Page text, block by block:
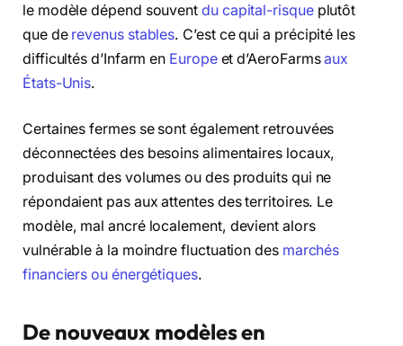
le modèle dépend souventdu capital-risqueplutôt
que de revenus stables. C’est ce qui a précipité les
difficultés d’Infarm en Europeet d’AeroFarmsaux
États-Unis.
Certaines fermes se sont également retrouvées
déconnectées des besoins alimentaires locaux,
produisant des volumes ou des produits qui ne
répondaient pas aux attentes des territoires. Le
modèle, mal ancré localement, devient alors
vulnérable à la moindre fluctuation des marchés
financiers ou énergétiques.
De nouveaux modèles en